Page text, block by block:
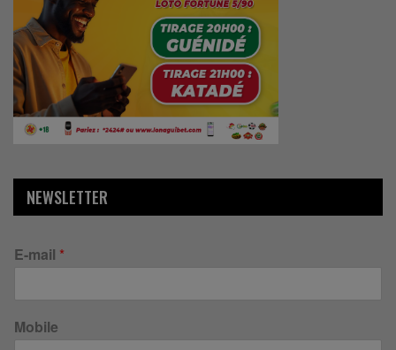
NEWSLETTER
E-mail *
Mobile